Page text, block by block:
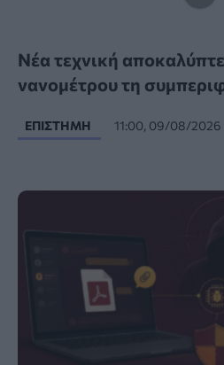
Νέα τεχνική
νανομέτρου τη
ΕΠΙΣΤΉΜΗ 11:00, 09/08/2026